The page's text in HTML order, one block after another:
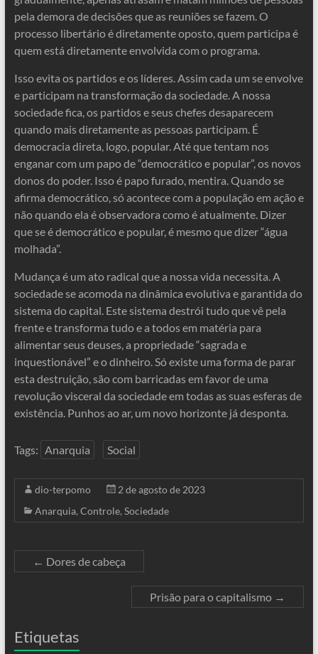
pela demora de decisões que as reuniões se fazem. O
processo libertário é diretamente oposto, quem participa é
quem está diretamente envolvida com o programa.
Isso evita os partidos e os líderes. Assim cada um se envolve
e participam na transformação da sociedade. A nossa
sociedade fica, os partidos e seus chefes desaparecem
quando mais diretamente as pessoas participam. É
democracia direta, logo, popular. Até que tentam nos
enganar com um papo de “democrático e popular”, os novos
donos do poder. Isso é papo furado, mentira. Quando se
afirma democrático, só acontece com a população em ação e
não quando ela é observadora como é atualmente. Dizer
que se é democrático e popular, é mesmo que dizer “água
molhada”.
Mudança é um ato radical que a nossa vida necessita. A
sociedade se acomoda na dinâmica evolutiva e garantida do
sistema do capital. Este sistema destrói tudo que vê pela
frente e transforma tudo e a todos em matéria para
alimentar seus deuses, a propriedade “sagrada e
inquestionável” e o dinheiro. Só existe uma forma de parar
esta destruição, são com barricadas em favor de uma
revolução visceral da sociedade em todas as suas esferas de
existência. Punhos ao ar, um novo horizonte já desponta.
Tags: Anarquia Social
dio-terpomo
2 de agosto de 2023
Anarquia, Controle, Sociedade
← Dores de cabeça
Prisão para o capitalismo →
Etiquetas